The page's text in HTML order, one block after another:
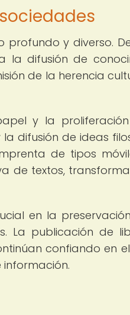
profundo y diverso.
la difusión de
de la herencia
y la
difusión de ideas
de tipos
de textos,
en la
La publicación de
confiando en